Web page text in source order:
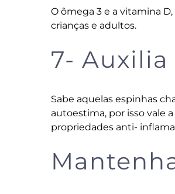
O ômega 3 e a vitamina
crianças e adultos.
7-
Sabe aquelas espinhas
autoestima, por isso vale
propriedades anti-